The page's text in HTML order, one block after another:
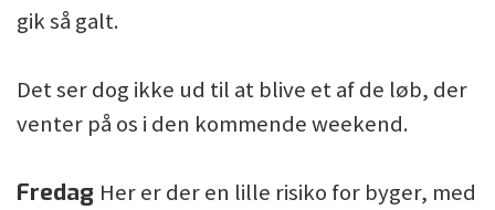
gik så galt.
Det ser dog ikke ud til at blive et af de løb, der
venter på os i den kommende weekend.
Fredag Her er der en lille risiko for byger, med